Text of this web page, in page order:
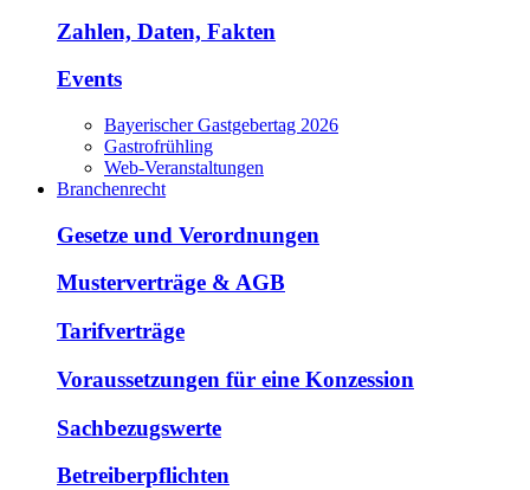
Zahlen, Daten, Fakten
Events
Bayerischer Gastgebertag 2026
Gastrofrühling
Web-Veranstaltungen
Branchenrecht
Gesetze und Verordnungen
Musterverträge & AGB
Tarifverträge
Voraussetzungen für eine Konzession
Sachbezugswerte
Betreiberpflichten